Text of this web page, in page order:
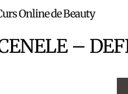
Online de Beauty
–